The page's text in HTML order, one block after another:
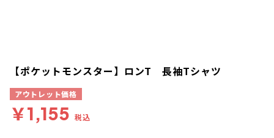
【ポケットモンスター】ロンT 長袖Tシャツ
アウトレット価格
￥1,155 税込